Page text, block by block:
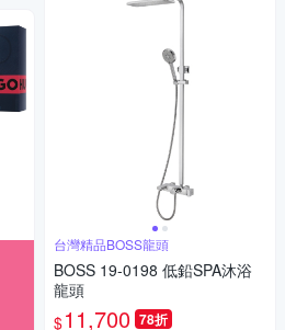
台灣精品BOSS龍頭
BOSS 19-0198 低鉛SPA沐浴
龍頭
$11,700 78折